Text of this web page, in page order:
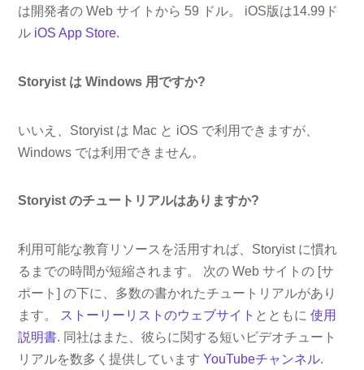
は開発者の Web サイトから 59 ドル。 iOS版は14.99ド
ル iOS App Store.
Storyist は Windows 用ですか?
いいえ、Storyist は Mac と iOS で利用できますが、
Windows では利用できません。
Storyist のチュートリアルはありますか?
利用可能な教育リソースを活用すれば、Storyist に慣れ
るまでの時間が短縮されます。 次の Web サイトの [サ
ポート] の下に、多数の書かれたチュートリアルがあり
ます。 ストーリーリストのウェブサイト とともに使用
説明書. 同社はまた、彼らに関する短いビデオチュート
リアルを数多く提供していますYouTubeチャンネル.